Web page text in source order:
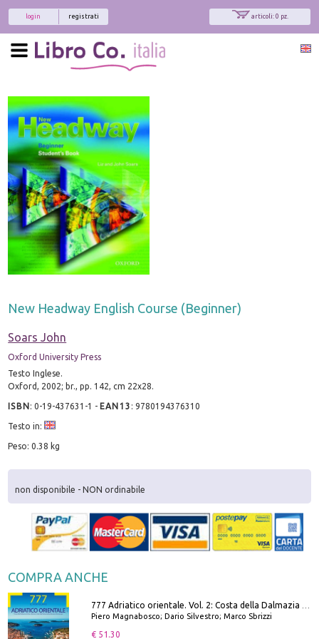
articoli: 0 pz.
registrati
login
New Headway English Course (Beginner)
Soars John
Oxford University Press
Testo Inglese.
Oxford, 2002; br., pp. 142, cm 22x28.
ISBN:0-19-437631-1 - EAN13 :9780194376310
Testo in:
Peso: 0.38 kg
non disponibile - NON ordinabile
COMPRA ANCHE
Piero Magnabosco; Dario Silvestro; Marco Sbrizzi
€ 51.30